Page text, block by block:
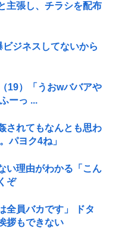
主張し、チラシを配布
ジネスしてないから
19）「うおwババアや
ーっ ...
されてもなんとも思わ
パヨク4ね」
い理由がわかる「こん
ぞ
全員バカです」 ドタ
拶もできない